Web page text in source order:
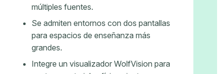
múltiples fuentes.
Se admiten entornos con dos pantallas
para espacios de enseñanza más
grandes.
Integre un visualizador WolfVision para